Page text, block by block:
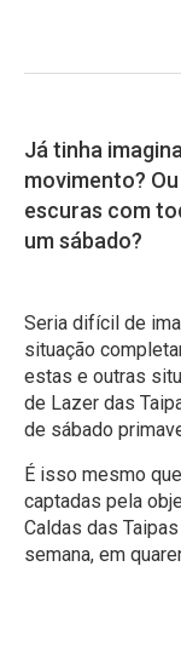
Já tinha
movimento?
escuras com
um sábado?
Seria difícil de
situação
estas e outras
de Lazer das
de sábado
É isso mesmo
captadas pela
Caldas das
semana, em